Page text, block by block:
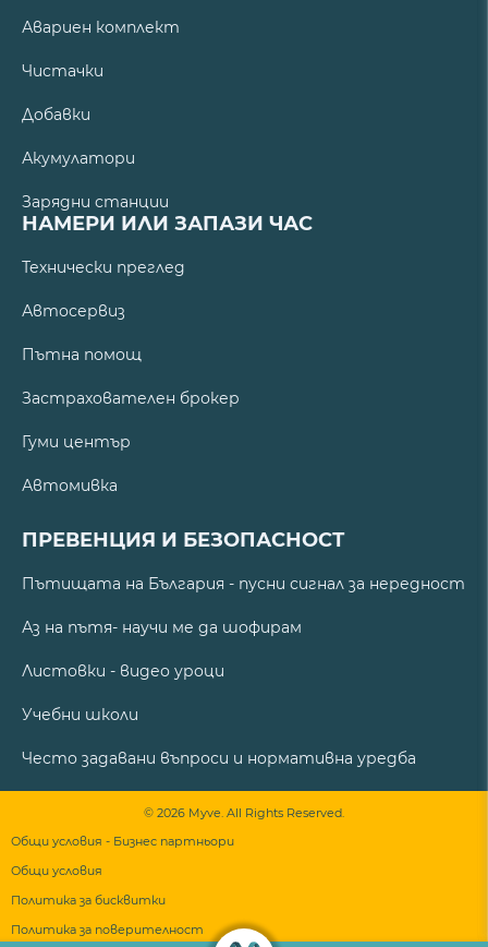
Авариен комплект
Чистачки
Добавки
Акумулатори
Зарядни станции
НАМЕРИ ИЛИ ЗАПАЗИ ЧАС
Технически преглед
Автосервиз
Пътна помощ
Застрахователен брокер
Гуми център
Автомивка
ПРЕВЕНЦИЯ И БЕЗОПАСНОСТ
Пътищата на България - пусни сигнал за нередност
Аз на пътя- научи ме да шофирам
Листовки - видео уроци
Учебни школи
Често задавани въпроси и нормативна уредба
© 2026 Myve. All Rights Reserved.
Общи условия - Бизнес партньори
Общи условия
Политика за бисквитки
Политика за поверителност